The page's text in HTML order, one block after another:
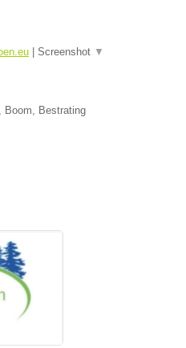
Screenshot ▼
Boom, Bestrating